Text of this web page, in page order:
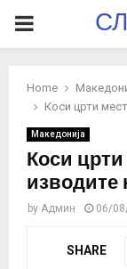
PRIMARY
Home
Коси црти
Македонија
Коси
изводите
by Админ 06/
SHARE